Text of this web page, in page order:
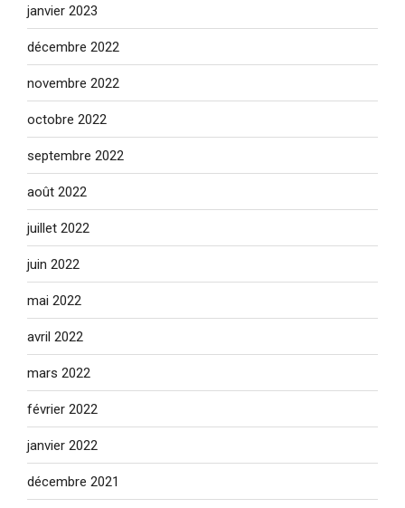
janvier 2023
décembre 2022
novembre 2022
octobre 2022
septembre 2022
août 2022
juillet 2022
juin 2022
mai 2022
avril 2022
mars 2022
février 2022
janvier 2022
décembre 2021